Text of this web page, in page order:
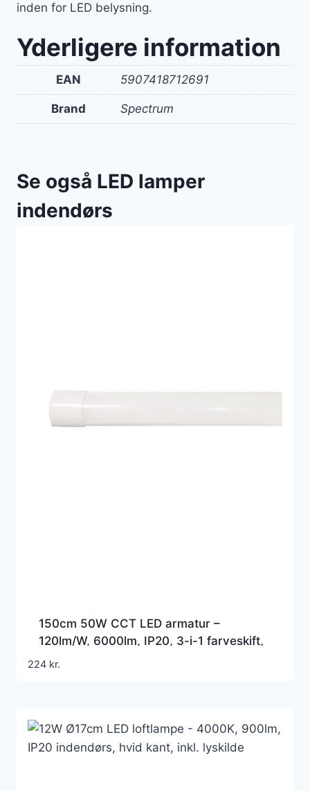
inden for LED belysning.
Yderligere information
EAN 5907418712691
Brand Spectrum
Se også LED lamper
indendørs
150cm 50W CCT LED armatur –
120lm/W, 6000lm, IP20, 3-i-1 farveskift,
indendørs
224 kr.